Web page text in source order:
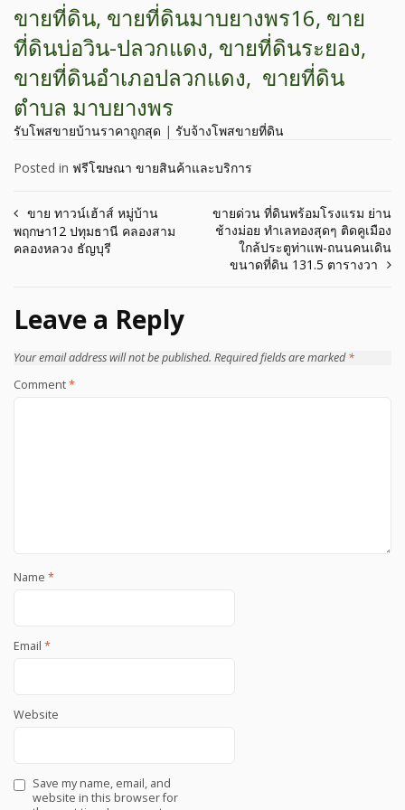
ขายที่ดิน, ขายที่ดินมาบยางพร16, ขาย
ที่ดินบ่อวิน-ปลวกแดง, ขายที่ดินระยอง,
ขายที่ดินอำเภอปลวกแดง, ขายที่ดิน
ตำบล มาบยางพร
รับโพสขายบ้านราคาถูกสุด | รับจ้างโพสขายที่ดิน
Posted in ฟรีโฆษณา ขายสินค้าและบริการ
Post
navigation
ขาย ทาวน์เฮ้าส์ หมู่บ้าน
พฤกษา12 ปทุมธานี คลองสาม
คลองหลวง ธัญบุรี
ขายด่วน ที่ดินพร้อมโรงแรม ย่าน
ช้างม่อย ทำเลทองสุดๆ ติดคูเมือง
ใกล้ประตูท่าแพ-ถนนคนเดิน
ขนาดที่ดิน 131.5 ตารางวา
Leave a Reply
Your email address will not be published. Required fields are marked*
Comment*
Name *
Email *
Website
Save my name, email, and
website in this browser for